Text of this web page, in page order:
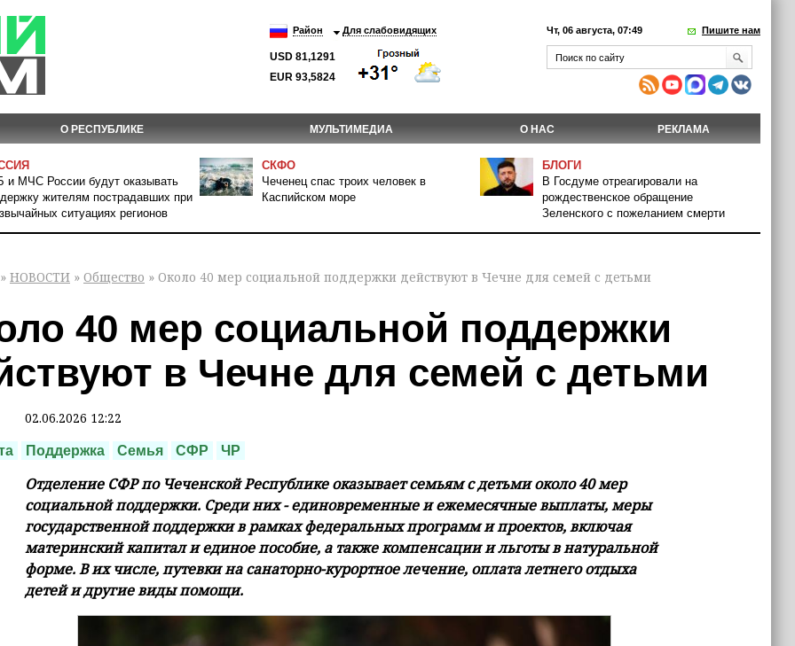
Район Для слабовидящих
USD 81,1291
EUR 93,5824
Чт, 06 августа, 07:49 Пишите нам
О РЕСПУБЛИКЕ МУЛЬТИМЕДИА О НАС РЕКЛАМА
и МЧС России будут оказывать
жителям пострадавших при
ситуациях регионов
СКФО
Чеченец спас троих человек в
Каспийском море
БЛОГИ
В Госдуме отреагировали на
рождественское обращение
Зеленского с пожеланием смерти
» НОВОСТИ » Общество » Около 40 мер социальной поддержки действуют в Чечне для семей с детьми
40 мер социальной поддержки
в Чечне для семей с детьми
02.06.2026 12:22
Поддержка Семья СФР ЧР
Отделение СФР по Чеченской Республике оказывает семьям с детьми около 40 мер
социальной поддержки. Среди них - единовременные и ежемесячные выплаты, меры
государственной поддержки в рамках федеральных программ и проектов, включая
материнский капитал и единое пособие, а также компенсации и льготы в натуральной
форме. В их числе, путевки на санаторно-курортное лечение, оплата летнего отдыха
детей и другие виды помощи.